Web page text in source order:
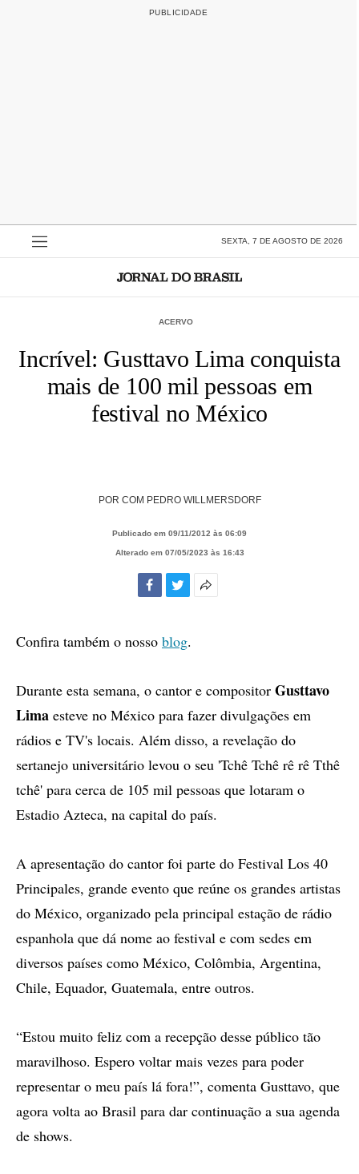
SEXTA, 7 DE AGOSTO DE 2026
ACERVO
Incrível: Gusttavo Lima conquista
mais de 100 mil pessoas em
festival no México
POR COM PEDRO WILLMERSDORF
Publicado em 09/11/2012 às 06:09
Alterado em 07/05/2023 às 16:43
Confira também o nosso blog.
Durante esta semana, o cantor e compositor Gusttavo
Lima esteve no México para fazer divulgações em
rádios e TV's locais. Além disso, a revelação do
sertanejo universitário levou o seu 'Tchê Tchê rê rê Tthê
tchê' para cerca de 105 mil pessoas que lotaram o
Estadio Azteca, na capital do país.
A apresentação do cantor foi parte do Festival Los 40
Principales, grande evento que reúne os grandes artistas
do México, organizado pela principal estação de rádio
espanhola que dá nome ao festival e com sedes em
diversos países como México, Colômbia, Argentina,
Chile, Equador, Guatemala, entre outros.
“Estou muito feliz com a recepção desse público tão
maravilhoso. Espero voltar mais vezes para poder
representar o meu país lá fora!”, comenta Gusttavo, que
agora volta ao Brasil para dar continuação a sua agenda
de shows.